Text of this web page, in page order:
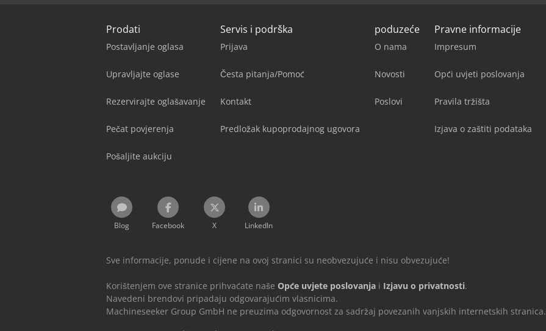
Prodati
Postavljanje oglasa
Upravljajte oglase
Rezervirajte oglašavanje
Pečat povjerenja
Pošaljite aukciju
Servis i podrška
Prijava
Česta pitanja/Pomoć
Kontakt
Predložak kupoprodajnog ugovora
poduzeće
O nama
Novosti
Poslovi
Pravne informacije
Impresum
Opći uvjeti poslovanja
Pravila tržišta
Izjava o zaštiti podataka
Blog Facebook X LinkedIn
Sve informacije, ponude i cijene na ovoj stranici su neobvezujuće i nisu obvezujuće!
Korištenjem ove stranice prihvaćate naše Opće uvjete poslovanja i Izjavu o privatnosti.
Navedeni brendovi pripadaju odgovarajućim vlasnicima.
Machineseeker Group GmbH ne preuzima odgovornost za sadržaj povezanih vanjskih internetskih stranica.